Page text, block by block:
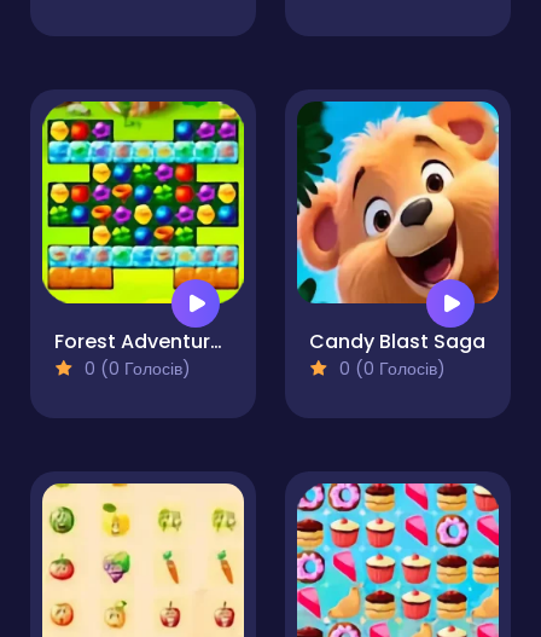
Forest Adventure Match 3
0 (0 Голосів)
Candy Blast Saga
0 (0 Голосів)